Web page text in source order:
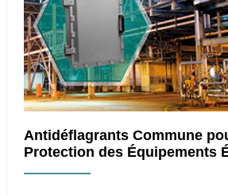
Antidéflagrants Commune
Protection des Équipements